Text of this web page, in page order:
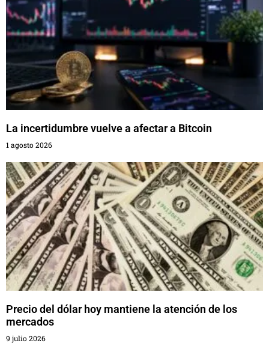
La incertidumbre vuelve a afectar a Bitcoin
1 agosto 2026
Precio del dólar hoy mantiene la atención de los
mercados
9 julio 2026